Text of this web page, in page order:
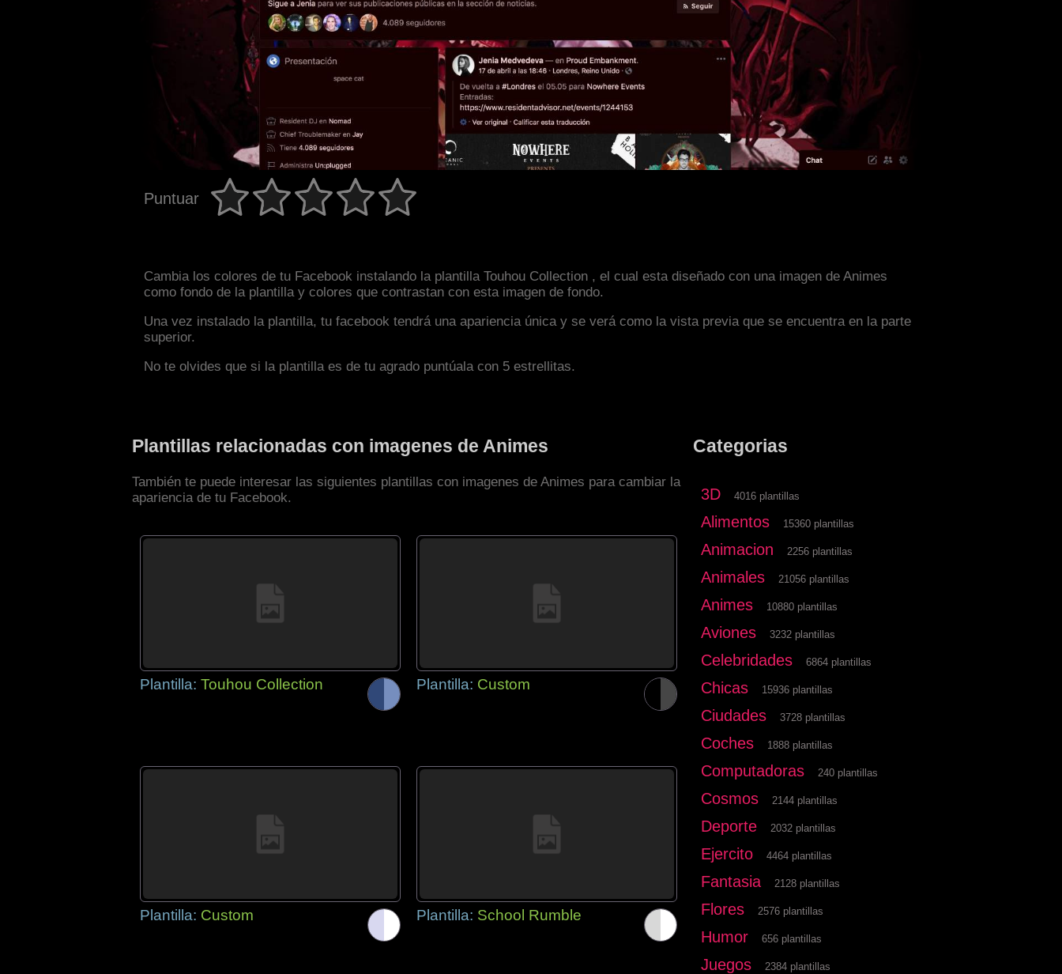
Puntuar
Cambia los colores de tu Facebook instalando la plantilla Touhou Collection , el cual esta diseñado con una imagen de Animes
como fondo de la plantilla y colores que contrastan con esta imagen de fondo.
Una vez instalado la plantilla, tu facebook tendrá una apariencia única y se verá como la vista previa que se encuentra en la parte
superior.
No te olvides que si la plantilla es de tu agrado puntúala con 5 estrellitas.
Plantillas relacionadas con imagenes de Animes
También te puede interesar las siguientes plantillas con imagenes de Animes para cambiar la
apariencia de tu Facebook.
Plantilla: Touhou Collection Plantilla: Custom
Plantilla: Custom Plantilla: School Rumble
Categorias
3D 4016 plantillas
Alimentos 15360 plantillas
Animacion 2256 plantillas
Animales 21056 plantillas
Animes 10880 plantillas
Aviones 3232 plantillas
Celebridades 6864 plantillas
Chicas 15936 plantillas
Ciudades 3728 plantillas
Coches 1888 plantillas
Computadoras 240 plantillas
Cosmos 2144 plantillas
Deporte 2032 plantillas
Ejercito 4464 plantillas
Fantasia 2128 plantillas
Flores 2576 plantillas
Humor 656 plantillas
Juegos 2384 plantillas